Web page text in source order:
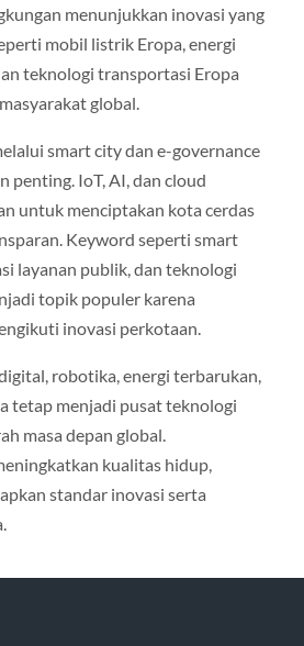
menunjukkan inovasi yang
mobil listrik Eropa, energi
teknologi transportasi Eropa
global.
smart city dan e-governance
penting. IoT, AI, dan cloud
untuk menciptakan kota cerdas
Keyword seperti smart
layanan publik, dan teknologi
topik populer karena
inovasi perkotaan.
robotika, energi terbarukan,
tetap menjadi pusat teknologi
masa depan global.
kualitas hidup,
standar inovasi serta